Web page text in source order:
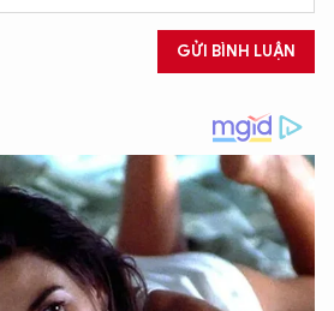
GỬI BÌNH LUẬN